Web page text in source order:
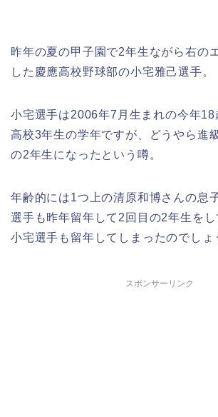
昨年の夏の甲子園で2年生ながら右の
した慶應高校野球部の小宅雅己選手。
小宅選手は2006年7月生まれの今年18
高校3年生の学年ですが、どうやら進
の2年生になったという噂。
年齢的には1つ上の清原和博さんの息
選手も昨年留年して2回目の2年生をし
小宅選手も留年してしまったのでしょ
スポンサーリンク